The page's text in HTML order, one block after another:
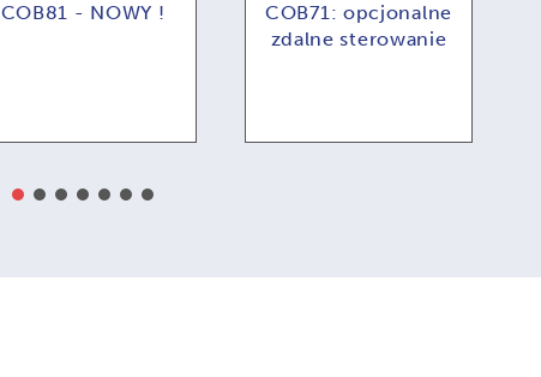
COB81 - NOWY !
COB71: opcjonalne
zdalne sterowanie